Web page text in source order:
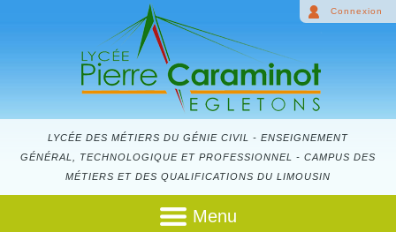
LYCÉE DES MÉTIERS DU GÉNIE CIVIL - ENSEIGNEMENT
GÉNÉRAL, TECHNOLOGIQUE ET PROFESSIONNEL - CAMPUS DES
MÉTIERS ET DES QUALIFICATIONS DU LIMOUSIN
Connexion
Menu